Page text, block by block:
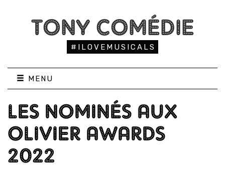
TONY COMÉDIE
#ILOVEMUSICALS
MENU
LES NOMINÉS AUX
OLIVIER AWARDS
2022